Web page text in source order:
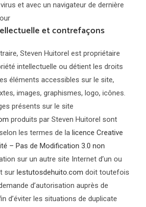
et avec un navigateur de dernière
et contrefaçons
Steven Huitorel est propriétaire
intellectuelle ou détient les droits
éléments accessibles sur le site,
images, graphismes, logo, icônes.
présents sur le site
produits par Steven Huitorel sont
les termes de lalicence Creative
– Pas de Modification 3.0 non
sur un autre site Internet d’un ou
surlestutosdehuito.com doit toutefois
d’autorisation auprès de
d’éviter les situations de duplicate